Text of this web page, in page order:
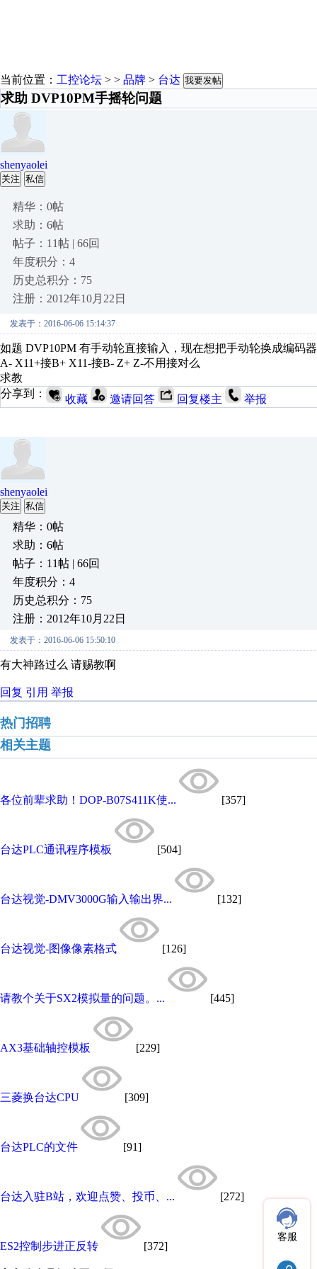
当前位置： 工控论坛 > > 品牌 > 台达 我要发帖
求助 DVP10PM手摇轮问题
shenyaolei
关注 私信
精华：0帖
求助：6帖
帖子：11帖 | 66回
年度积分：4
历史总积分：75
注册：2012年10月22日
发表于：2016-06-06 15:14:37
如题 DVP10PM 有手动轮直接输入，现在想把手动轮换成编码
A- X11+接B+ X11-接B- Z+ Z-不用接对么
求教
分享到：
收藏 邀请回答 回复楼主 举报
shenyaolei
关注 私信
精华：0帖
求助：6帖
帖子：11帖 | 66回
年度积分：4
历史总积分：75
注册：2012年10月22日
发表于：2016-06-06 15:50:10
有大神路过么 请赐教啊
回复 引用 举报
热门招聘
相关主题
各位前辈求助！DOP-B07S411K使... [357]
台达PLC通讯程序模板 [504]
台达视觉-DMV3000G输入输出界... [132]
台达视觉-图像像素格式 [126]
请教个关于SX2模拟量的问题。... [445]
AX3基础轴控模板 [229]
三菱换台达CPU [309]
台达PLC的文件 [91]
台达入驻B站，欢迎点赞、投币、... [272]
ES2控制步进正反转 [372]
客服